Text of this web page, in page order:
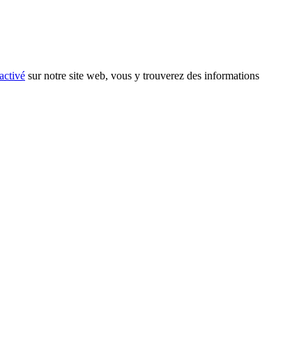
sur notre site web, vous y trouverez des informations